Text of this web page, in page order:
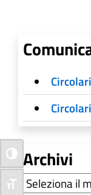
Attiva/disattiva alto
Attiva/disattiva
Archivi
Archivi